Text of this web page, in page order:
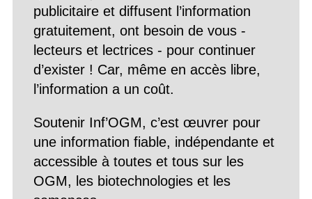
publicitaire et diffusent l’information
gratuitement, ont besoin de vous -
lecteurs et lectrices - pour continuer
d’exister ! Car, même en accès libre,
l’information a un coût.
Soutenir Inf’OGM, c’est œuvrer pour
une information fiable, indépendante et
accessible à toutes et tous sur les
OGM, les biotechnologies et les